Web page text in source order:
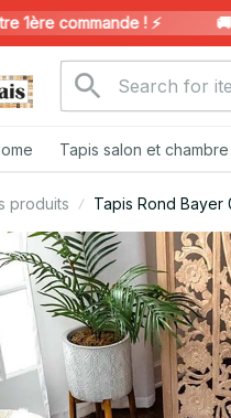
commande ! ⚡️ 🚚
Tapis salon et chambre
produits Tapis Rond Bayer